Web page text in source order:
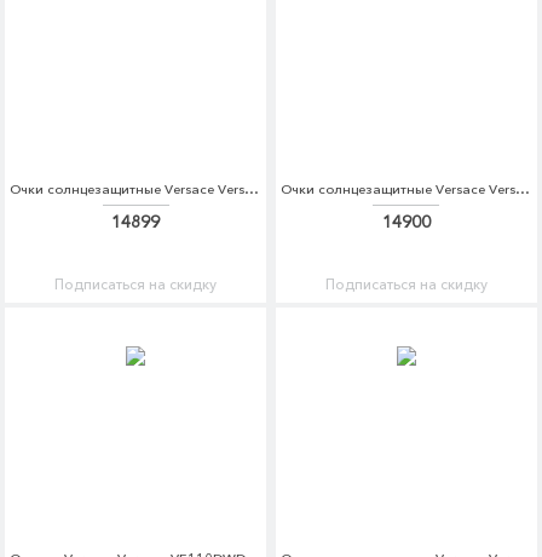
Очки солнцезащитные Versace Versace VE110DWOXT59
14899
Подписаться на скидку
Очки солнцезащитные Versace Versace VE110DWDBDS8
14900
Подписаться на скидку